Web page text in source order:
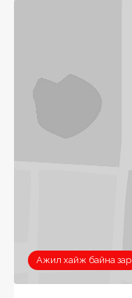
Ажил хайж байна зар